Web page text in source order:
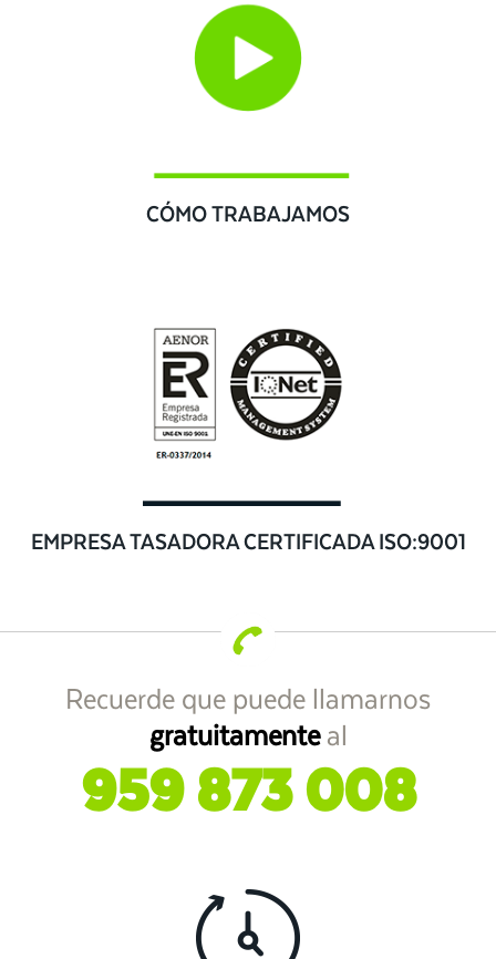
CÓMO TRABAJAMOS
EMPRESA TASADORA CERTIFICADA ISO:9001
Recuerde que puede llamarnos
gratuitamenteal
959 873 008